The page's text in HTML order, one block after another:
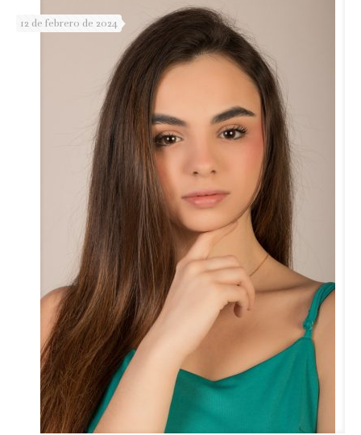
12 de febrero de 2024